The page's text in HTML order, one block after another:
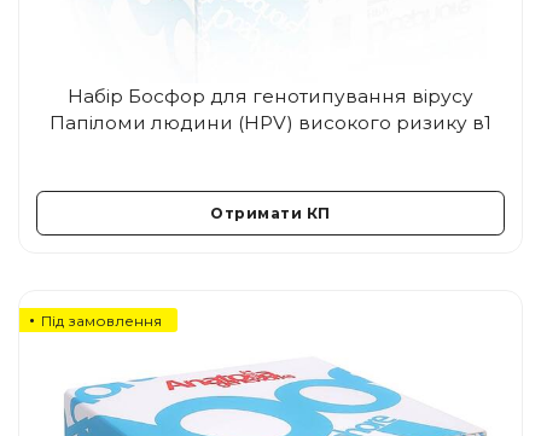
Набір Босфор для генотипування вірусу
Папіломи людини (HPV) високого ризику в1
Отримати КП
Під замовлення